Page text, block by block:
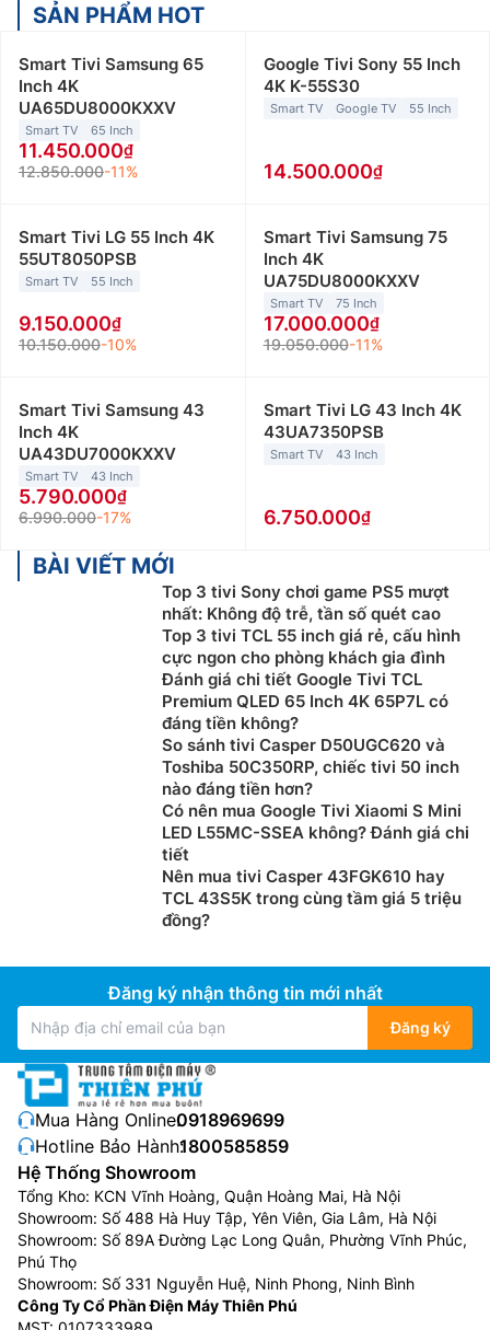
SẢN PHẨM HOT
Smart Tivi Samsung 65
Inch 4K
UA65DU8000KXXV
Smart TV 65 Inch
11.450.000
12.850.000-11%
Google Tivi Sony 55 Inch
4K K-55S30
Smart TV Google TV 55 Inch
14.500.000
Smart Tivi LG 55 Inch 4K
55UT8050PSB
Smart TV 55 Inch
9.150.000
10.150.000-10%
Smart Tivi Samsung 75
Inch 4K
UA75DU8000KXXV
Smart TV 75 Inch
17.000.000
19.050.000-11%
Smart Tivi Samsung 43
Inch 4K
UA43DU7000KXXV
Smart TV 43 Inch
5.790.000
6.990.000-17%
Smart Tivi LG 43 Inch 4K
43UA7350PSB
Smart TV 43 Inch
6.750.000
BÀI VIẾT MỚI
Top 3 tivi Sony chơi game PS5 mượt
nhất: Không độ trễ, tần số quét cao
Top 3 tivi TCL 55 inch giá rẻ, cấu hình
cực ngon cho phòng khách gia đình
Đánh giá chi tiết Google Tivi TCL
Premium QLED 65 Inch 4K 65P7L có
đáng tiền không?
So sánh tivi Casper D50UGC620 và
Toshiba 50C350RP, chiếc tivi 50 inch
nào đáng tiền hơn?
Có nên mua Google Tivi Xiaomi S Mini
LED L55MC-SSEA không? Đánh giá chi
tiết
Nên mua tivi Casper 43FGK610 hay
TCL 43S5K trong cùng tầm giá 5 triệu
đồng?
Đăng ký nhận thông tin mới nhất
Đăng ký
Mua Hàng Online:0918969699
Hotline Bảo Hành:1800585859
Hệ Thống Showroom
Tổng Kho: KCN Vĩnh Hoàng, Quận Hoàng Mai, Hà Nội
Showroom: Số 488 Hà Huy Tập, Yên Viên, Gia Lâm, Hà Nội
Showroom: Số 89A Đường Lạc Long Quân, Phường Vĩnh Phúc,
Phú Thọ
Showroom: Số 331 Nguyễn Huệ, Ninh Phong, Ninh Bình
Công Ty Cổ Phần Điện Máy Thiên Phú